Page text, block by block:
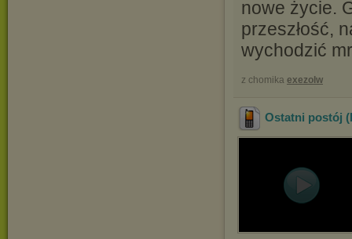
nowe życie.
przeszłość,
wychodzić
z chomika exezolw
Ostatni postój